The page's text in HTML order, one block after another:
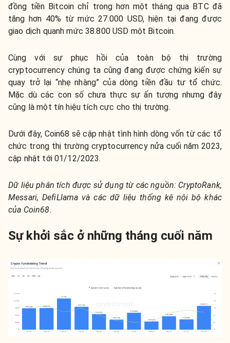
đồng tiền Bitcoin chỉ trong hơn một tháng qua BTC đã
tăng hơn 40% từ mức 27.000 USD, hiện tại đang được
giao dịch quanh mức 38.800 USD một Bitcoin.
Cùng với sự phục hồi của toàn bộ thị trường
cryptocurrency chúng ta cũng đang được chứng kiến sự
quay trở lại “nhẹ nhàng” của dòng tiền đầu tư tổ chức.
Mặc dù các con số chưa thực sự ấn tượng nhưng đây
cũng là một tín hiệu tích cực cho thị trường.
Dưới đây, Coin68 sẽ cập nhật tình hình dòng vốn từ các tổ
chức trong thị trường cryptocurrency nửa cuối năm 2023,
cập nhật tới 01/12/2023.
Dữ liệu phân tích được sử dụng từ các nguồn: CryptoRank,
Messari, DefiLlama và các dữ liệu thống kê nội bộ khác
của Coin68.
Sự khởi sắc ở những tháng cuối năm